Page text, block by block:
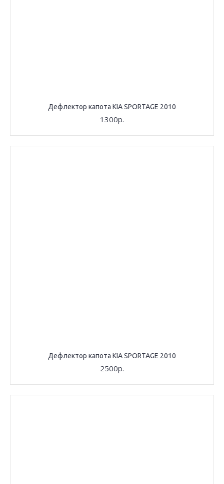
Дефлектор капота KIA SPORTAGE 2010
1300р.
Дефлектор капота KIA SPORTAGE 2010
2500р.